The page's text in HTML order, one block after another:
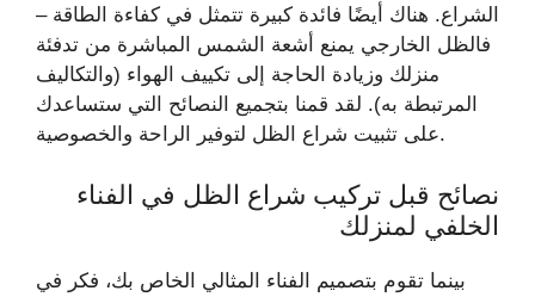
الشراع. هناك أيضًا فائدة كبيرة تتمثل في كفاءة الطاقة –
فالظل الخارجي يمنع أشعة الشمس المباشرة من تدفئة
منزلك وزيادة الحاجة إلى تكييف الهواء (والتكاليف
المرتبطة به). لقد قمنا بتجميع النصائح التي ستساعدك
على تثبيت شراع الظل لتوفير الراحة والخصوصية.
نصائح قبل تركيب شراع الظل في الفناء
الخلفي لمنزلك
بينما تقوم بتصميم الفناء المثالي الخاص بك، فكر في